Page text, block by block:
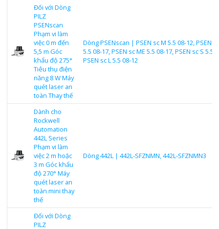
Đối với Dòng
PILZ
PSENscan
Phạm vi làm
việc 0 m đến
5,5 m Góc
khẩu độ 275°
Tiêu thụ điện
năng 8 W Máy
quét laser an
toàn Thay thế
Dòng PSENscan | PSEN sc M 5.5 08-12, PSEN
5.5 08-17, PSEN sc ME 5.5 08-17, PSEN sc S 5.5
PSEN sc L 5.5 08-12
Dành cho
Rockwell
Automation
442L Series
Phạm vi làm
việc 2 m hoặc
3 m Góc khẩu
độ 270° Máy
quét laser an
toàn mini thay
thế
Dòng 442L | 442L-SFZNMN, 442L-SFZNMN3
Đối với Dòng
PILZ